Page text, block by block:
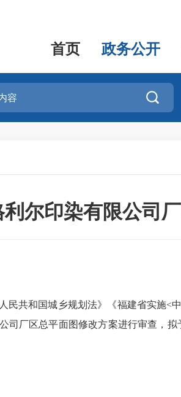
首页 政务公开

尔印染有限公司
共和国城乡规划法》《福建省实施<
司厂区总平面图修改方案进行审查，